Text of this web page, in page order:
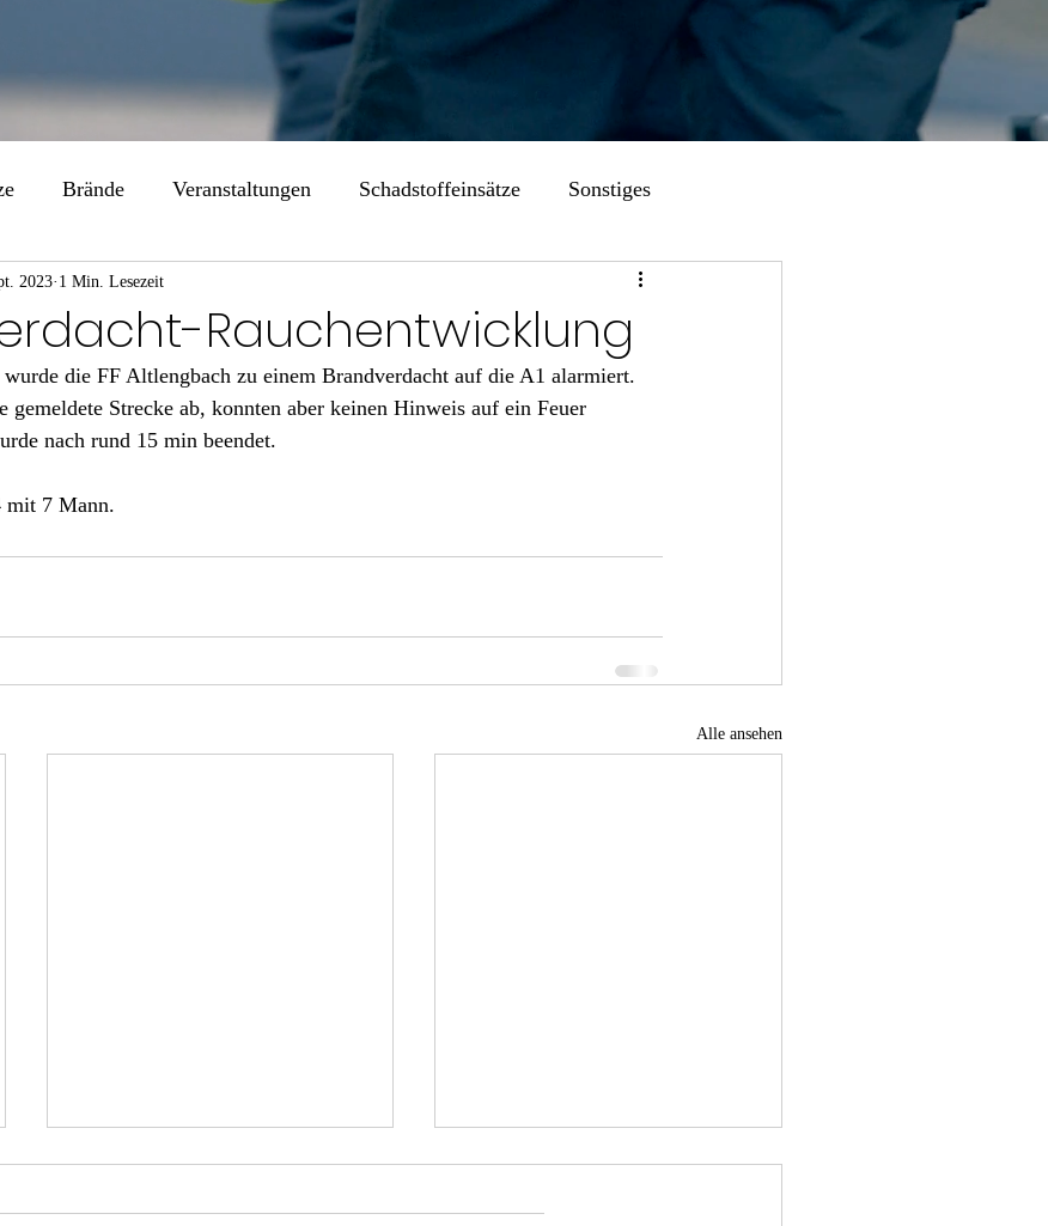
Brände Veranstaltungen Schadstoffeinsätze Sonstiges
Rauchentwicklung
2023 1 Min. Lesezeit
die FF Altlengbach zu einem Brandverdacht auf die A1 alarmiert.
gemeldete Strecke ab, konnten aber keinen Hinweis auf ein Feuer
nach rund 15 min beendet.
mit 7 Mann.
Alle ansehen